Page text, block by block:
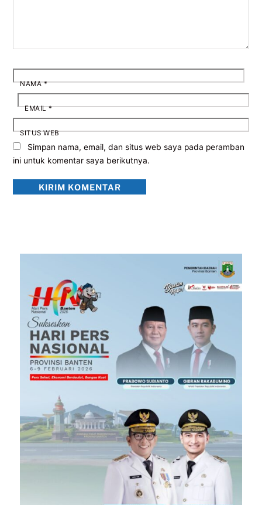
NAMA*
EMAIL*
SITUS WEB
Simpan nama, email, dan situs web saya pada peramban
ini untuk komentar saya berikutnya.